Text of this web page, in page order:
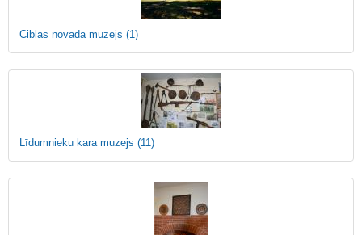
Ciblas novada muzejs (1)
Līdumnieku kara muzejs (11)